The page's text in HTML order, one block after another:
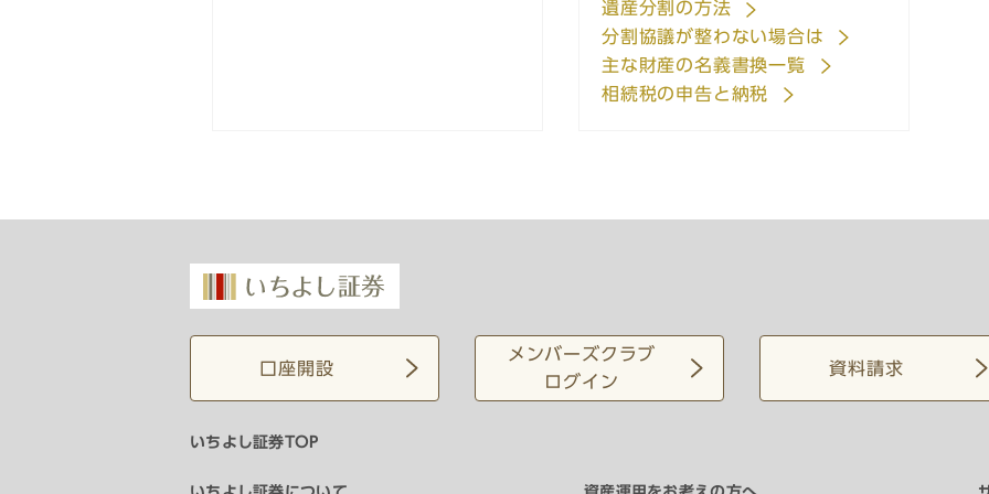
遺産分割の方法
分割協議が整わない場合は
主な財産の名義書換一覧
相続税の申告と納税
口座開設
メンバーズクラブ
ログイン
資料請求
いちよし証券TOP